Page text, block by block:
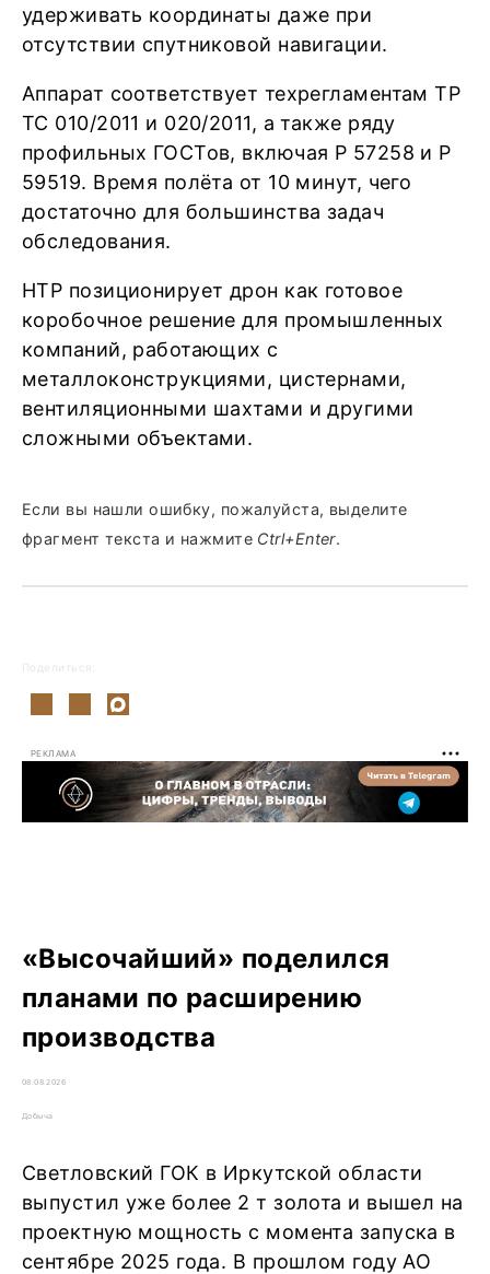
удерживать координаты даже при
отсутствии спутниковой навигации.
Аппарат соответствует техрегламентам ТР
ТС 010/2011 и 020/2011, а также ряду
профильных ГОСТов, включая Р 57258 и Р
59519. Время полёта от 10 минут, чего
достаточно для большинства задач
обследования.
НТР позиционирует дрон как готовое
коробочное решение для промышленных
компаний, работающих с
металлоконструкциями, цистернами,
вентиляционными шахтами и другими
сложными объектами.
Если вы нашли ошибку, пожалуйста, выделите
фрагмент текста и нажмите Ctrl+Enter.
Поделиться:
РЕКЛАМА
«Высочайший» поделился
планами по расширению
производства
08.08.2026
Добыча
Светловский ГОК в Иркутской области
выпустил уже более 2 т золота и вышел на
проектную мощность с момента запуска в
сентябре 2025 года. В прошлом году АО